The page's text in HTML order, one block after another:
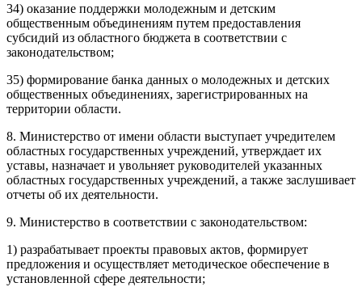
34) оказание поддержки молодежным и детским
общественным объединениям путем предоставления
субсидий из областного бюджета в соответствии с
законодательством;
35) формирование банка данных о молодежных и детских
общественных объединениях, зарегистрированных на
территории области.
8. Министерство от имени области выступает учредителем
областных государственных учреждений, утверждает их
уставы, назначает и увольняет руководителей указанных
областных государственных учреждений, а также заслушивает
отчеты об их деятельности.
9. Министерство в соответствии с законодательством:
1) разрабатывает проекты правовых актов, формирует
предложения и осуществляет методическое обеспечение в
установленной сфере деятельности;